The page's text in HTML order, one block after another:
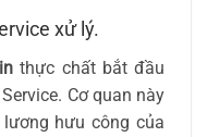
xử lý.
thực chất bắt đầu
Cơ quan này
hưu công của